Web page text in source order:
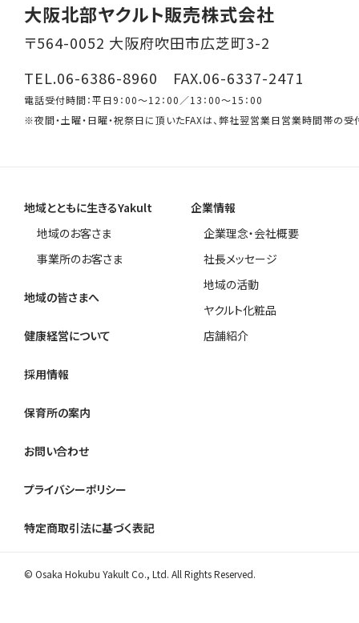
大阪北部ヤクルト販売株式会社
〒564-0052 大阪府吹田市広芝町3-2
TEL.06-6386-8960 FAX.06-6337-2471
電話受付時間：平日9：00～12：00／13：00～15：00
※夜間・土曜・日曜・祝祭日に頂いたFAXは、弊社翌営業日営業時間帯の受
地域とともに生きるYakult
地域のお客さま
事業所のお客さま
地域の皆さまへ
健康経営について
企業情報
企業理念・会社概要
社長メッセージ
地域の活動
ヤクルト化粧品
店舗紹介
採用情報
保育所の案内
お問い合わせ
プライバシーポリシー
特定商取引法に基づく表記
© Osaka Hokubu Yakult Co., Ltd. All Rights Reserved.